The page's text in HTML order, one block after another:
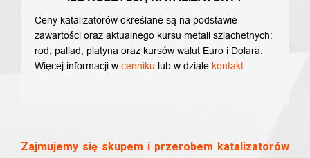
Zajmujemy się skupem i przerobem katalizatorów
Ceny katalizatorów określane są na podstawie
zawartości oraz aktualnego kursu metali szlachetnych:
rod, pallad, platyna oraz kursów walut Euro i Dolara.
Więcej informacji w cenniku lub w dziale kontakt